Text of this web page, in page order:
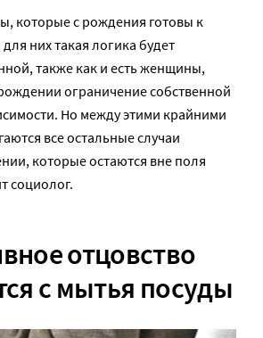
которые с рождения готовы к
них такая логика будет
также как и есть женщины,
ограничение собственной
Но между этими крайними
все остальные случаи
которые остаются вне поля
социолог.
отцовство
с мытья посуды